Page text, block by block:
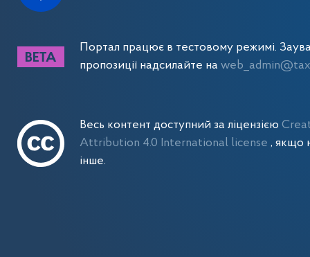
Портал працює в тестовому режимі.
пропозиції надсилайте на
Весь контент доступний за ліцензією
Attribution 4.0 International license , якщо
інше.